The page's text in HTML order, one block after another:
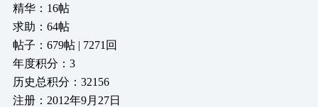
精华：16帖
求助：64帖
帖子：679帖 | 7271回
年度积分：3
历史总积分：32156
注册：2012年9月27日